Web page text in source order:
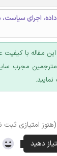
اجرای سیاست،
مقاله با کیفیت
مجرب
(هنوز امتیازی